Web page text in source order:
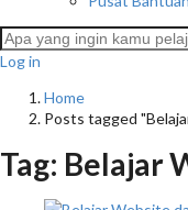
Log in
Home
Posts tagged
Tag: Belajar